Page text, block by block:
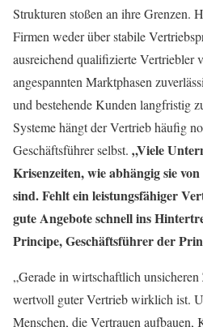
Strukturen stoßen an ihre Grenzen.
Firmen weder über stabile
ausreichend qualifizierte Vertriebler
angespannten Marktphasen
und bestehende Kunden langfristig
Systeme hängt der Vertrieb häufig
Geschäftsführer selbst. „Viele
Krisenzeiten, wie abhängig sie
sind. Fehlt ein leistungsfähiger
gute Angebote schnell ins
Principe, Geschäftsführer der
„Gerade in wirtschaftlich
wertvoll guter Vertrieb wirklich ist.
Menschen, die Vertrauen aufbauen,